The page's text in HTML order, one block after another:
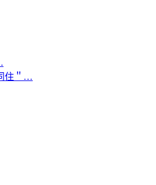
住＂…